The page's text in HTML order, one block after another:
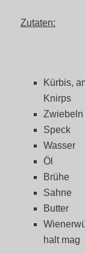
Zutaten:
Kürbis,
Knirps
Zwiebeln
Speck
Wasser
Öl
Brühe
Sahne
Butter
halt mag